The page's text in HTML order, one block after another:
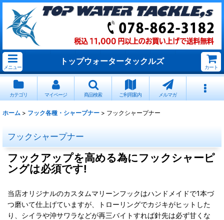
メニュー
トップウォータータックルズ
カート
カテゴリ マイページ 商品検索 ご利用案内 メルマガ
ホーム > フック各種・シャープナー > フックシャープナー
フックシャープナー
フックアップを高める為にフックシャーピ
ングは必須です!
当店オリジナルのカスタムマリーンフックはハンドメイドで1本づ
つ磨いて仕上げていますが、トローリングでカジキがヒットした
り、シイラや沖サワラなどが再三バイトすれば針先は必ず甘くな